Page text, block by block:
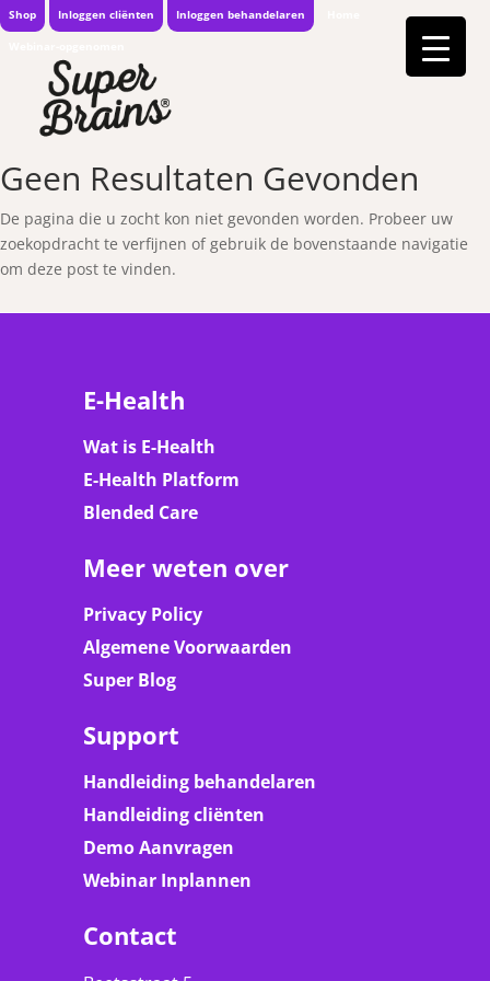
Shop Inloggen cliënten Inloggen behandelaren
Geen Resultaten Gevonden
De pagina die u zocht kon niet gevonden worden. Probeer uw
zoekopdracht te verfijnen of gebruik de bovenstaande navigatie
om deze post te vinden.
E-Health
Wat is E-Health
E-Health Platform
Blended Care
Meer weten over
Privacy Policy
Algemene Voorwaarden
Super Blog
Support
Handleiding behandelaren
Handleiding cliënten
Demo Aanvragen
Webinar Inplannen
Contact